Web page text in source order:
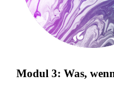
Modul 3: Was,